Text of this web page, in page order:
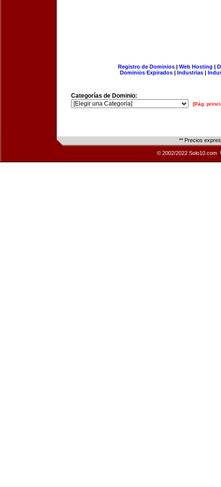
Registro de Dominios| Web Hosting |
Dominios Expirados | Industrias |
Categorías de Dominio:
[Pág.
** Precios
© 2002/2022 Solo10.com